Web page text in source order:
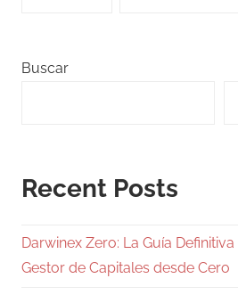
Buscar
Recent Posts
Darwinex Zero: La Guía
Gestor de Capitales desde Cero